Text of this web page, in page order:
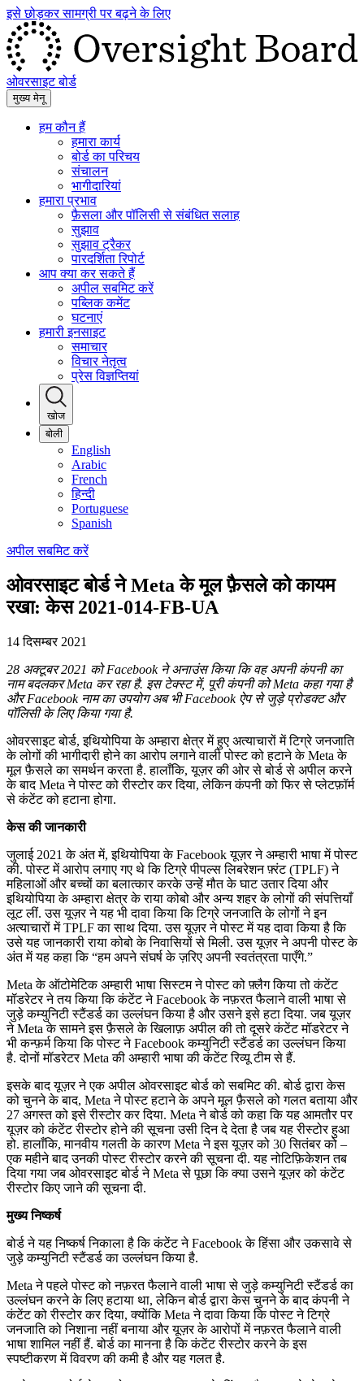
इसे छोड़कर सामग्री पर बढ़ने के लिए
ओवरसाइट बोर्ड
मुख्य मेनू
हम कौन हैं
हमारा कार्य
बोर्ड का परिचय
संचालन
भागीदारियां
हमारा प्रभाव
फ़ैसला और पॉलिसी से संबंधित सलाह
सुझाव
सुझाव ट्रैकर
पारदर्शिता रिपोर्ट
आप क्या कर सकते हैं
अपील सबमिट करें
पब्लिक कमेंट
घटनाएं
हमारी इनसाइट
समाचार
विचार नेतृत्व
प्रेस विज्ञप्तियां
खोज
बोली
English
Arabic
French
हिन्दी
Portuguese
Spanish
अपील सबमिट करें
ओवरसाइट बोर्ड ने Meta के मूल फ़ैसले को कायम
रखा: केस 2021-014-FB-UA
14 दिसम्बर 2021
28 अक्टूबर 2021 को Facebook ने अनाउंस किया कि वह अपनी कंपनी का
नाम बदलकर Meta कर रहा है. इस टेक्स्ट में, पूरी कंपनी को Meta कहा गया है
और Facebook नाम का उपयोग अब भी Facebook ऐप से जुड़े प्रोडक्ट और
पॉलिसी के लिए किया गया है.
ओवरसाइट बोर्ड, इथियोपिया के अम्हारा क्षेत्र में हुए अत्याचारों में टिग्रे जनजाति
के लोगों की भागीदारी होने का आरोप लगाने वाली पोस्ट को हटाने के Meta के
मूल फ़ैसले का समर्थन करता है. हालाँकि, यूज़र की ओर से बोर्ड से अपील करने
के बाद Meta ने पोस्ट को रीस्टोर कर दिया, लेकिन कंपनी को फिर से प्लेटफ़ॉर्म
से कंटेंट को हटाना होगा.
केस की जानकारी
जुलाई 2021 के अंत में, इथियोपिया के Facebook यूज़र ने अम्हारी भाषा में पोस्ट
की. पोस्ट में आरोप लगाए गए थे कि टिग्रे पीपल्स लिबरेशन फ़्रंट (TPLF) ने
महिलाओं और बच्चों का बलात्कार करके उन्हें मौत के घाट उतार दिया और
इथियोपिया के अम्हारा क्षेत्र के राया कोबो और अन्य शहर के लोगों की संपत्तियाँ
लूट लीं. उस यूज़र ने यह भी दावा किया कि टिग्रे जनजाति के लोगों ने इन
अत्याचारों में TPLF का साथ दिया. उस यूज़र ने पोस्ट में यह दावा किया है कि
उसे यह जानकारी राया कोबो के निवासियों से मिली. उस यूज़र ने अपनी पोस्ट के
अंत में यह कहा कि “हम अपने संघर्ष के ज़रिए अपनी स्वतंत्रता पाएँगे.”
Meta के ऑटोमेटिक अम्हारी भाषा सिस्टम ने पोस्ट को फ़्लैग किया तो कंटेंट
मॉडरेटर ने तय किया कि कंटेंट ने Facebook के नफ़रत फैलाने वाली भाषा से
जुड़े कम्युनिटी स्टैंडर्ड का उल्लंघन किया है और उसने इसे हटा दिया. जब यूज़र
ने Meta के सामने इस फ़ैसले के खिलाफ़ अपील की तो दूसरे कंटेंट मॉडरेटर ने
भी कन्फ़र्म किया कि पोस्ट ने Facebook कम्युनिटी स्टैंडर्ड का उल्लंघन किया
है. दोनों मॉडरेटर Meta की अम्हारी भाषा की कंटेंट रिव्यू टीम से हैं.
इसके बाद यूज़र ने एक अपील ओवरसाइट बोर्ड को सबमिट की. बोर्ड द्वारा केस
को चुनने के बाद, Meta ने पोस्ट हटाने के अपने मूल फ़ैसले को गलत बताया और
27 अगस्त को इसे रीस्टोर कर दिया. Meta ने बोर्ड को कहा कि यह आमतौर पर
यूज़र को कंटेंट रीस्टोर होने की सूचना उसी दिन दे देता है जब यह रीस्टोर हुआ
हो. हालाँकि, मानवीय गलती के कारण Meta ने इस यूज़र को 30 सितंबर को –
एक महीने बाद उनकी पोस्ट रीस्टोर करने की सूचना दी. यह नोटिफ़िकेशन तब
दिया गया जब ओवरसाइट बोर्ड ने Meta से पूछा कि क्या उसने यूज़र को कंटेंट
रीस्टोर किए जाने की सूचना दी.
मुख्य निष्कर्ष
बोर्ड ने यह निष्कर्ष निकाला है कि कंटेंट ने Facebook के हिंसा और उकसावे से
जुड़े कम्युनिटी स्टैंडर्ड का उल्लंघन किया है.
Meta ने पहले पोस्ट को नफ़रत फैलाने वाली भाषा से जुड़े कम्युनिटी स्टैंडर्ड का
उल्लंघन करने के लिए हटाया था, लेकिन बोर्ड द्वारा केस चुनने के बाद कंपनी ने
कंटेंट को रीस्टोर कर दिया, क्योंकि Meta ने दावा किया कि पोस्ट ने टिग्रे
जनजाति को निशाना नहीं बनाया और यूज़र के आरोपों में नफ़रत फैलाने वाली
भाषा शामिल नहीं हैं. बोर्ड का मानना है कि कंटेंट रीस्टोर करने के इस
स्पष्टीकरण में विवरण की कमी है और यह गलत है.